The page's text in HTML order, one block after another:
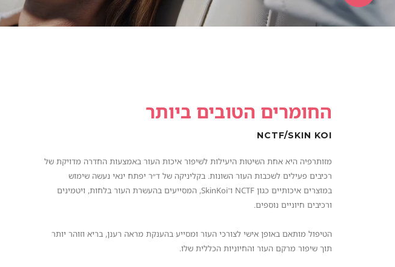
החומרים הטובים ביותר
NCTF/SKIN KOI
מזותרפיה היא אחת השיטות היעילות לשיפור איכות העור באמצעות החדרה מדויקת של
רכיבים פעילים לשכבות העור השונות. בקליניקה של ד״ר יפתח ינאי נעשה שימוש
במוצרים איכותיים כגון NCTF ו־SkinKoi, המסייעים בהעשרת העור בלחות, ויטמינים
ורכיבים חיוניים נוספים.
הטיפול מותאם באופן אישי לצורכי העור ומסייע בהענקת מראה רענן, בריא וזוהר יותר
תוך שיפור מרקם העור והחיוניות הכללית שלו.